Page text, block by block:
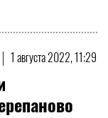
| 1 августа 2022, 11:29